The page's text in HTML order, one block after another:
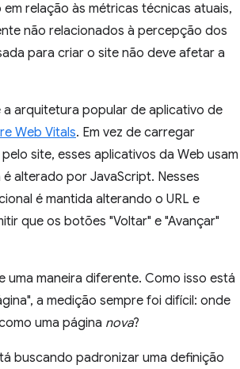
em relação às métricas técnicas atuais,
não relacionados à percepção dos
para criar o site não deve afetar a
arquitetura popular de aplicativo de
Web Vitals. Em vez de carregar
site, esses aplicativos da Web usam
alterado por JavaScript. Nesses
é mantida alterando o URL e
que os botões "Voltar" e "Avançar"
uma maneira diferente. Como isso está
a medição sempre foi difícil: onde
uma página nova?
buscando padronizar uma definição